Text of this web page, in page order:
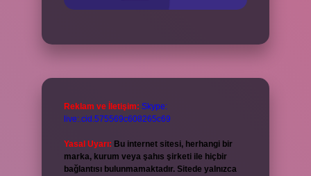
Reklam ve İletişim: Skype:
live:.cid.575569c608265c69
Yasal Uyarı: Bu internet sitesi, herhangi bir
marka, kurum veya şahıs şirketi ile hiçbir
bağlantısı bulunmamaktadır. Sitede yalnızca